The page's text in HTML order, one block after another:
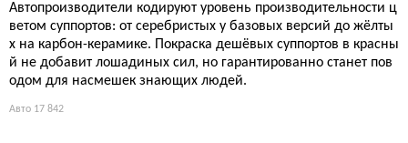
Автопроизводители кодируют уровень производительности ц
ветом суппортов: от серебристых у базовых версий до жёлты
х на карбон-керамике. Покраска дешёвых суппортов в красны
й не добавит лошадиных сил, но гарантированно станет пов
одом для насмешек знающих людей.
Авто 17 842